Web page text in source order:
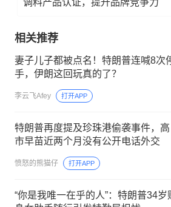
相关推荐
妻子儿子都被点名！特朗普连喊8次
手，伊朗这回玩真的了？
李云飞Afey 打开APP
特朗普再度提及珍珠港偷袭事件，高
市早苗近两个月没有公开电话外交
愤怒的熊猫仔 打开APP
“你是我唯一在乎的人”：特朗普34岁